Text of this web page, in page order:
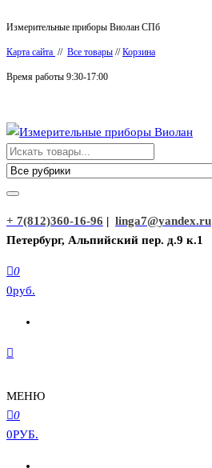
к
содержимому
Измерительные приборы Виолан СПб
Карта сайта // Все товары //Корзина
Время работы 9:30-17:00
Измерительные приборы Виолан
+ 7(812)360-16-96 | linga7@yandex.ru
Петербург, Альпийский пер. д.9 к.1
0
0руб.
МЕНЮ
0
0РУБ.